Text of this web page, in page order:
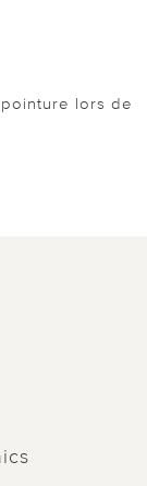
lors de